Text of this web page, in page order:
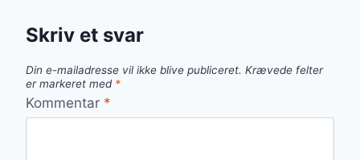
Skriv et svar
Din e-mailadresse vil ikke blive publiceret. Krævede felter
er markeret med *
Kommentar *